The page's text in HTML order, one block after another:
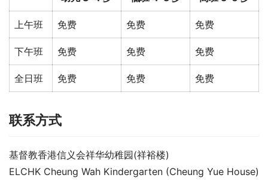
上午班 免费 免费 免费
下午班 免费 免费 免费
全日班 免费 免费 免费
联系方式
基督教香港信义会祥华幼稚园(祥裕楼)
ELCHK Cheung Wah Kindergarten (Cheung Yue House)